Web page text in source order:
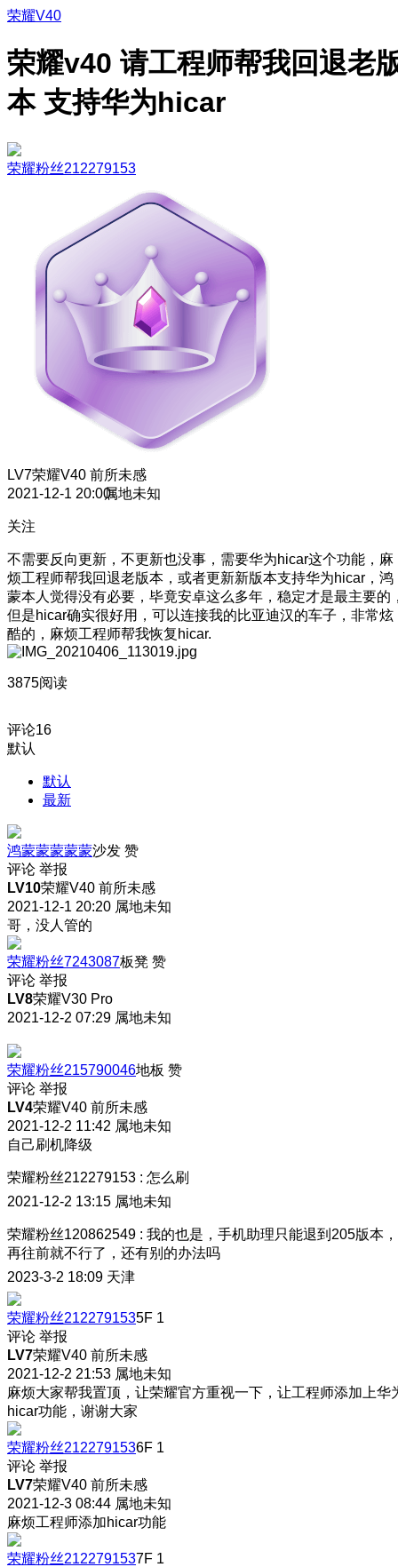
荣耀V40
荣耀v40 请工程师帮我回退老
本 支持华为hicar
荣耀粉丝212279153
LV7荣耀V40 前所未感
2021-12-1 20:00属地未知
关注
不需要反向更新，不更新也没事，需要华为hicar这个功能，麻
烦工程师帮我回退老版本，或者更新新版本支持华为hicar，鸿
蒙本人觉得没有必要，毕竟安卓这么多年，稳定才是最主要的
但是hicar确实很好用，可以连接我的比亚迪汉的车子，非常炫
酷的，麻烦工程师帮我恢复hicar.
3875阅读
评论16
默认
默认
最新
鸿蒙蒙蒙蒙蒙沙发 赞
评论 举报
LV10荣耀V40 前所未感
2021-12-1 20:20 属地未知
哥，没人管的
荣耀粉丝7243087板凳 赞
评论 举报
LV8荣耀V30 Pro
2021-12-2 07:29 属地未知
荣耀粉丝215790046地板 赞
评论 举报
LV4荣耀V40 前所未感
2021-12-2 11:42 属地未知
自己刷机降级
荣耀粉丝212279153 : 怎么刷
2021-12-2 13:15 属地未知
荣耀粉丝120862549 : 我的也是，手机助理只能退到205版本，
再往前就不行了，还有别的办法吗
2023-3-2 18:09 天津
荣耀粉丝2122791535F 1
评论 举报
LV7荣耀V40 前所未感
2021-12-2 21:53 属地未知
麻烦大家帮我置顶，让荣耀官方重视一下，让工程师添加上华
hicar功能，谢谢大家
荣耀粉丝2122791536F 1
评论 举报
LV7荣耀V40 前所未感
2021-12-3 08:44 属地未知
麻烦工程师添加hicar功能
荣耀粉丝2122791537F 1